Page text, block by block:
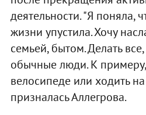
деятельности. "Я поняла,
жизни упустила. Хочу
семьей, бытом. Делать
обычные люди. К
велосипеде или ходить
призналась Аллегрова.